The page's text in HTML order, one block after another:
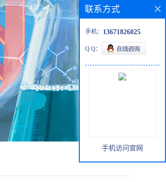
联系方式
手机： 13671826025
Q Q：
手机访问官网